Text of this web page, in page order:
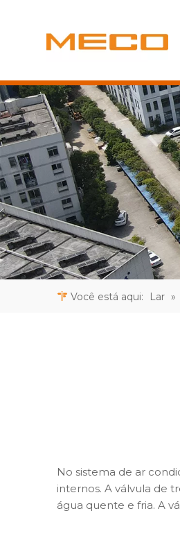
Você está aqui: Lar »
No sistema de ar
internos. A válvula de
água quente e fria. A